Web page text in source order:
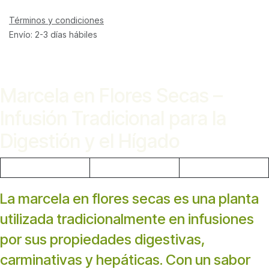
Términos y condiciones
Envío: 2-3 días hábiles
La marcela en flores secas es una planta
utilizada tradicionalmente en infusiones
por sus propiedades digestivas,
carminativas y hepáticas. Con un sabor